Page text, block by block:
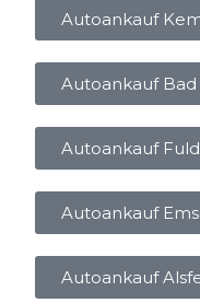
Autoankauf
Autoankauf
Autoankauf
Autoankauf
Autoankauf